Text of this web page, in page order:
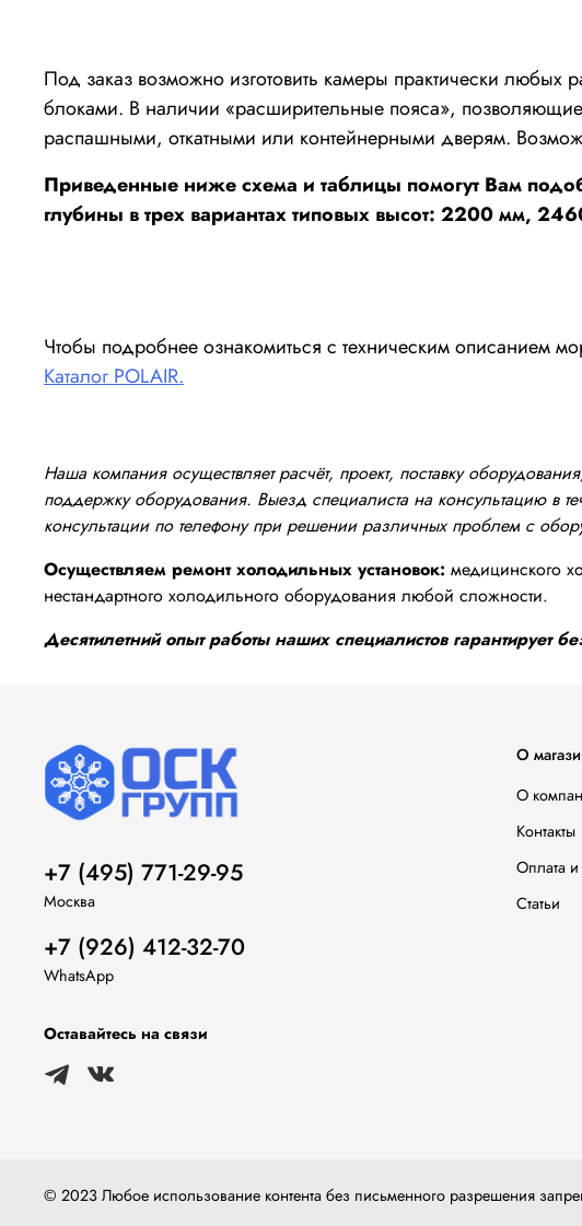
Под заказ возможно изготовить камеры практически
блоками. В наличии «расширительные пояса»,
распашными, откатными или контейнерными дверям.
Приведенные ниже схема и таблицы помогут Вам
глубины в трех вариантах типовых высот: 2200 мм,
Чтобы подробнее ознакомиться с техническим описанием
Каталог POLAIR.
Наша компания осуществляет расчёт, проект, поставку
поддержку оборудования. Выезд специалиста на консультацию в
консультации по телефону при решении различных проблем с
Осуществляем ремонт холодильных установок: медицинского
нестандартного холодильного оборудования любой сложности.
Десятилетний опыт работы наших специалистов гарантирует
О
О
Контакты
Оплата и
Статьи
+7 (495) 771-29-95
Москва
+7 (926) 412-32-70
WhatsApp
Оставайтесь на связи
© 2023 Любое использование контента без письменного разрешения